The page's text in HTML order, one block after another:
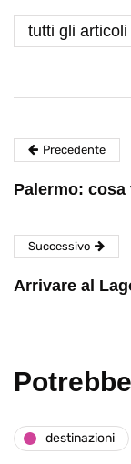
tutti gli articoli
Precedente
Palermo:
Successivo
Arrivare al
destinazioni